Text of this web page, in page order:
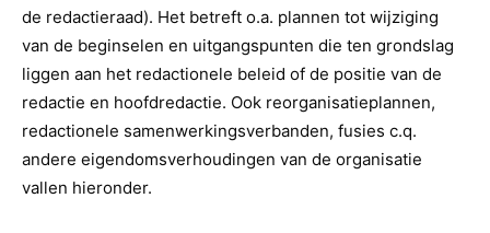
de redactieraad). Het betreft o.a. plannen tot wijziging
van de beginselen en uitgangspunten die ten grondslag
liggen aan het redactionele beleid of de positie van de
redactie en hoofdredactie. Ook reorganisatieplannen,
redactionele samenwerkingsverbanden, fusies c.q.
andere eigendomsverhoudingen van de organisatie
vallen hieronder.